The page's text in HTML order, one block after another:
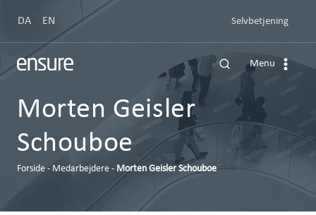
indhold
DA EN Selvbetjening
Menu
Morten Geisler
Schouboe
Forside - Medarbejdere - Morten Geisler Schouboe